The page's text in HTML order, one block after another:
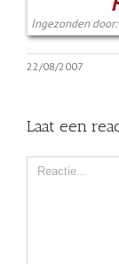
Ingezonden
22/08/2007
Laat een
Comment